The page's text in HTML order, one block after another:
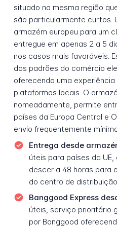
situado na mesma região
são particularmente curtos.
armazém europeu para um
entregue em apenas 2 a 5
nos casos mais favoráveis.
dos padrões do comércio
oferecendo uma
plataformas locais. O
nomeadamente, permite
países da Europa Central e
envio frequentemente
Entrega desde
úteis para países da
descer a 48 horas para
do centro de distribuição
Banggood Express
úteis, serviço prioritário
por Banggood